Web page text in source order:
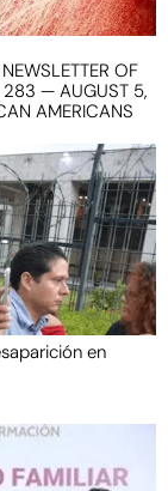
OF
283 — AUGUST 5,
AMERICANS
en